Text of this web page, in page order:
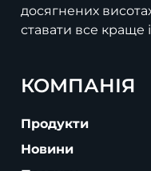
досягнених
ставати все краще
КОМПАНІЯ
Продукти
Новини